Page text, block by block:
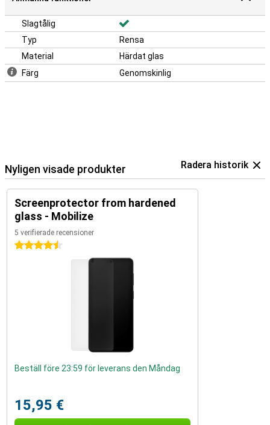
Slagtålig
Typ
Rensa
Material
Härdat glas
Färg
Genomskinlig
Nyligen visade produkter Radera historik
Screenprotector from hardened
glass - Mobilize
5 verifierade recensioner
4.5 stjärnor
Beställ före 23:59 för leverans den Måndag
15,95 €